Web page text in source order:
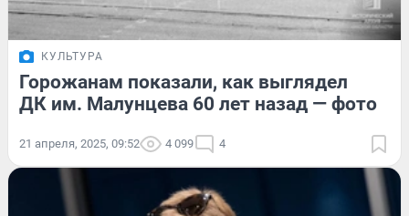
КУЛЬТУРА
Горожанам показали, как выглядел
ДК им. Малунцева 60 лет назад — фото
21 апреля, 2025, 09:52 4 099 4